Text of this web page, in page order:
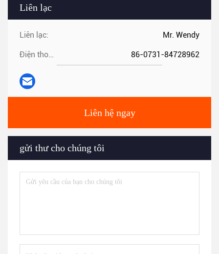
Liên lạc
Liên lạc: Mr. Wendy
Điện thoại: 86-0731-84728962
Liên hệ ngay
gửi thư cho chúng tôi